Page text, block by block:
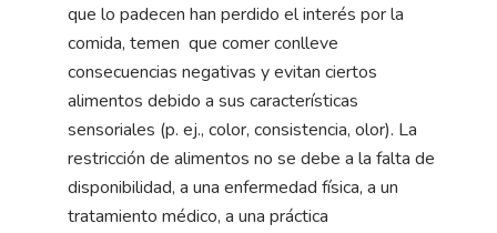
que lo padecen han perdido el interés por la
comida, temen que comer conlleve
consecuencias negativas y evitan ciertos
alimentos debido a sus características
sensoriales (p. ej., color, consistencia, olor). La
restricción de alimentos no se debe a la falta de
disponibilidad, a una enfermedad física, a un
tratamiento médico, a una práctica